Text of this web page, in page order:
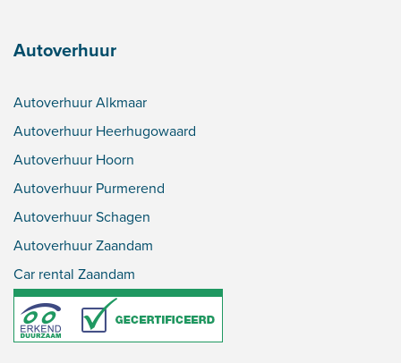
Autoverhuur
Autoverhuur Alkmaar
Autoverhuur Heerhugowaard
Autoverhuur Hoorn
Autoverhuur Purmerend
Autoverhuur Schagen
Autoverhuur Zaandam
Car rental Zaandam